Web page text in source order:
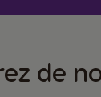
de